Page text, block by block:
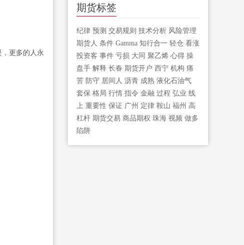
更多的人永
期货标签
纪律 预测 交易规则 技术分析 风险管理
期货人 条件 Gamma 知行合一 轻仓 看涨
投资客 事件 亏损 大同 聚乙烯 心得 操
盘手 解释 长春 期货开户 西宁 机构 痛
苦 防守 居间人 沥青 成熟 液化石油气
套保 格局 行情 指令 金融 过程 弘业 线
上 重要性 保证 广州 定律 鞍山 福州 高
杠杆 期货交易 商品期权 珠海 视频 做多
陷阱